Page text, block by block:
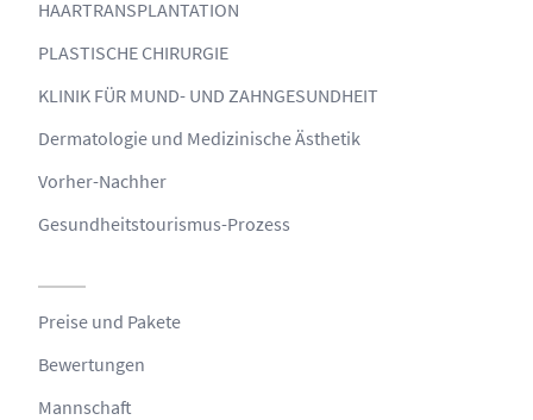
HAARTRANSPLANTATION
PLASTISCHE CHIRURGIE
KLINIK FÜR MUND- UND ZAHNGESUNDHEIT
Dermatologie und Medizinische Ästhetik
Vorher-Nachher
Gesundheitstourismus-Prozess
Preise und Pakete
Bewertungen
Mannschaft